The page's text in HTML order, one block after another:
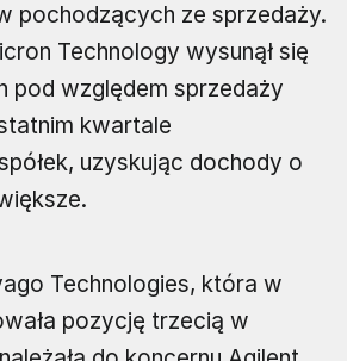
pochodzących ze sprzedaży.
Technology wysunął się
pod względem sprzedaży
kwartale
uzyskując dochody o
Technologies, która w
pozycję trzecią w